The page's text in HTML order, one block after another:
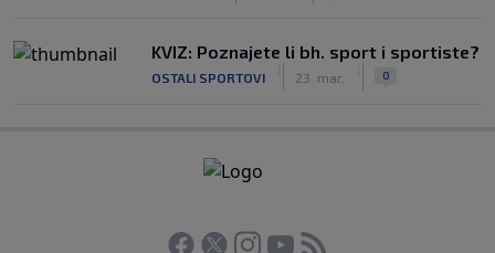
KVIZ: Poznajete li bh. sport i sportiste?
OSTALI SPORTOVI 23. mar. 0